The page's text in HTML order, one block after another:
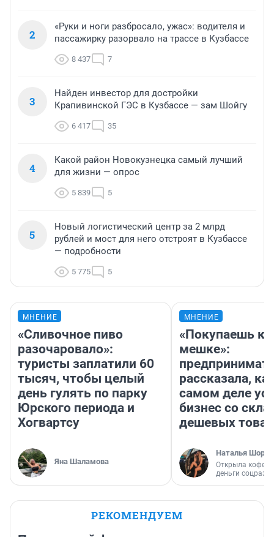
2
«Руки и ноги разбросало, ужас»: водителя и
пассажирку разорвало на трассе в Кузбассе
8 437 7
3
Найден инвестор для достройки
Крапивинской ГЭС в Кузбассе — зам Шойгу
6 417 35
4
Какой район Новокузнецка самый лучший
для жизни — опрос
5 839 5
5
Новый логистический центр за 2 млрд
рублей и мост для него отстроят в Кузбассе
— подробности
5 775 5
МНЕНИЕ
«Сливочное пиво
разочаровало»:
туристы заплатили 60
тысяч, чтобы целый
день гулять по парку
Юрского периода и
Хогвартсу
Яна Шаламова
МНЕНИЕ
«Покупаешь
мешке»:
рассказала,
самом деле
бизнес со
дешевых
Наталья
Открыла
деньги
РЕКОМЕНДУЕМ